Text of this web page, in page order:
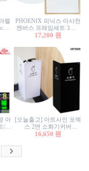
렐
PHOENIX 피닉스 아사천
캔버스 프레임세트 3호F
27.3x22cm 캔버스와 올림
17,200 원
아
/야
[오늘출고] 아트사인 포멕
스 2면 소화기커버
1470/1471/소화기커버/소
함/소화기거치대/소화기
16,650 원